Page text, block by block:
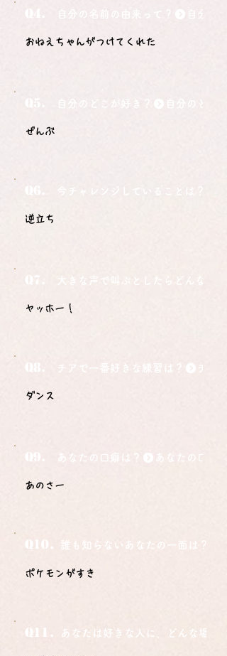
おねえちゃんがつけてくれた
自分のどこが好き？
ぜんぶ
今チャレンジしていることは？
逆立ち
Q7. 大きな声で叫ぶとしたらどんな言葉
ヤッホー！
Q8. チアで一番好きな練習は？
ダンス
あなたの口癖は？
あのさー
Q10. 誰も知らないあなたの一面は？
ポケモンがすき
Q11. あなたは好きな人に、どんな場所